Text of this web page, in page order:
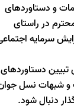
و دستاوردهای
در راستای
سرمایه
دستاوردهای
و شبهات نسل
دنبال شود.